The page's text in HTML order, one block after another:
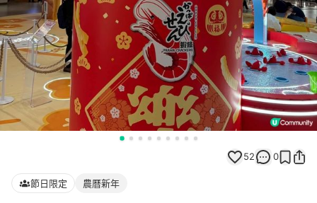
52 0
節日限定 農曆新年